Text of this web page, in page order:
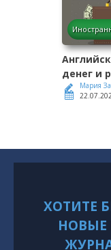
денег и
Мария
ХОТИТЕ